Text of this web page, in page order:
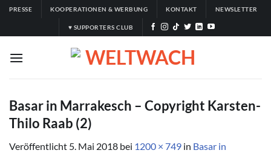
Zum
springen
PRESSE KOOPERATIONEN & WERBUNG KONTAKT NEWSLETTER
♥ SUPPORTERS CLUB
Basar in Marrakesch – Copyright Karsten-
Thilo Raab (2)
Veröffentlicht 5. Mai 2018 bei 1200 × 749 in Basar in